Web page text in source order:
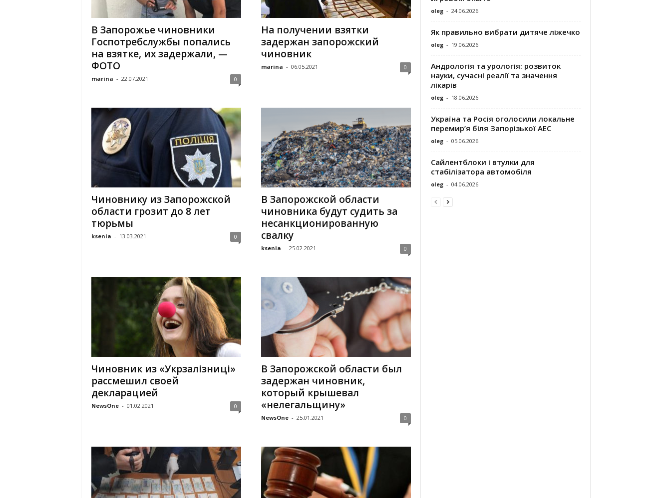
В Запорожье чиновники
Госпотребслужбы попались
на взятке, их задержали, —
ФОТО
marina - 22.07.2021 0
На получении взятки
задержан запорожский
чиновник
marina - 06.05.2021 0
Чиновнику из Запорожской
области грозит до 8 лет
тюрьмы
ksenia - 13.03.2021 0
В Запорожской области
чиновника будут судить за
несанкционированную
свалку
ksenia - 25.02.2021 0
Чиновник из «Укрзалізниці»
рассмешил своей
декларацией
NewsOne - 01.02.2021 0
В Запорожской области был
задержан чиновник,
который крышевал
«нелегальщину»
NewsOne - 25.01.2021 0
oleg - 24.06.2026
Як правильно вибрати дитяче ліжечко
oleg - 19.06.2026
Андрологія та урологія: розвиток
науки, сучасні реалії та значення
лікарів
oleg - 18.06.2026
Україна та Росія оголосили локальне
перемир’я біля Запорізької АЕС
oleg - 05.06.2026
Сайлентблоки і втулки для
стабілізатора автомобіля
oleg - 04.06.2026